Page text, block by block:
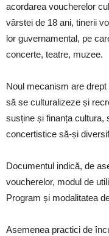
acordarea voucherelor
vârstei de 18 ani, tinerii
lor guvernamental, pe
concerte, teatre, muzee.
Noul mecanism are
să se culturalizeze și
susține și finanța cultura,
concertistice să-și
Documentul indică, de
voucherelor, modul de
Program și modalitatea
Asemenea practici de